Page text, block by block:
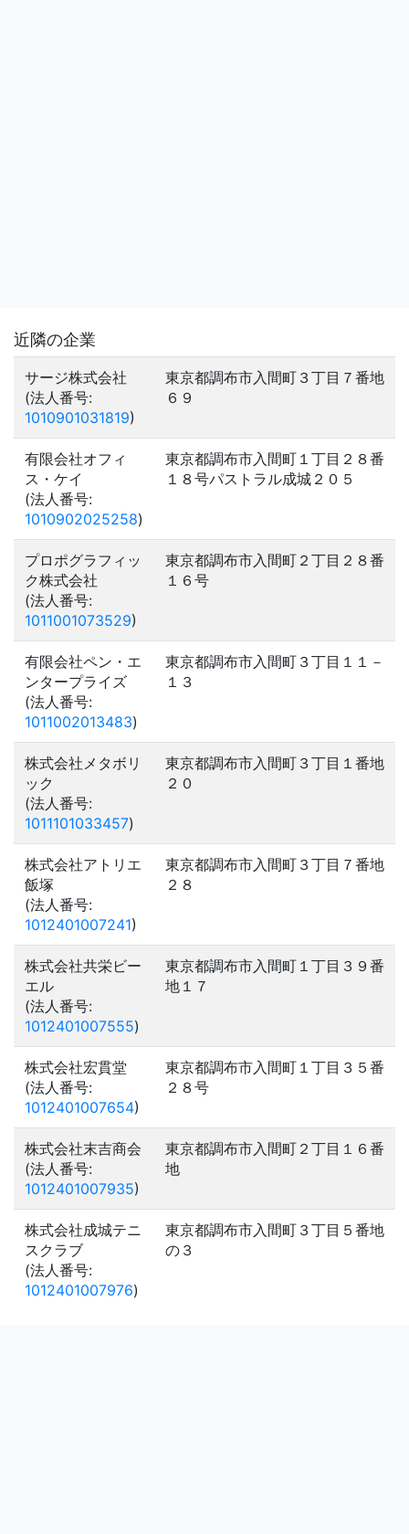
近隣の企業
サージ株式会社
(法人番号:
1010901031819)
東京都調布市入間町３丁目７番地
６９
有限会社オフィ
ス・ケイ
(法人番号:
1010902025258)
東京都調布市入間町１丁目２８番
１８号パストラル成城２０５
プロポグラフィッ
ク株式会社
(法人番号:
1011001073529)
東京都調布市入間町２丁目２８番
１６号
有限会社ペン・エ
ンタープライズ
(法人番号:
1011002013483)
東京都調布市入間町３丁目１１－
１３
株式会社メタボリ
ック
(法人番号:
1011101033457)
東京都調布市入間町３丁目１番地
２０
株式会社アトリエ
飯塚
(法人番号:
1012401007241)
東京都調布市入間町３丁目７番地
２８
株式会社共栄ビー
エル
(法人番号:
1012401007555)
東京都調布市入間町１丁目３９番
地１７
株式会社宏貫堂
(法人番号:
1012401007654)
東京都調布市入間町１丁目３５番
２８号
株式会社末吉商会
(法人番号:
1012401007935)
東京都調布市入間町２丁目１６番
地
株式会社成城テニ
スクラブ
(法人番号:
1012401007976)
東京都調布市入間町３丁目５番地
の３